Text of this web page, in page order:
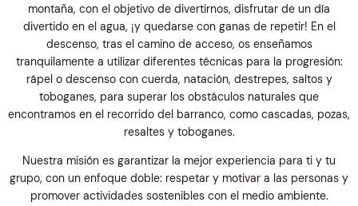
montaña, con el objetivo de divertirnos, disfrutar de un día
divertido en el agua, ¡y quedarse con ganas de repetir! En el
descenso, tras el camino de acceso, os enseñamos
tranquilamente a utilizar diferentes técnicas para la progresión:
rápel o descenso con cuerda, natación, destrepes, saltos y
toboganes, para superar los obstáculos naturales que
encontramos en el recorrido del barranco, como cascadas, pozas,
resaltes y toboganes.
Nuestra misión es garantizar la mejor experiencia para ti y tu
grupo, con un enfoque doble: respetar y motivar a las personas y
promover actividades sostenibles con el medio ambiente.